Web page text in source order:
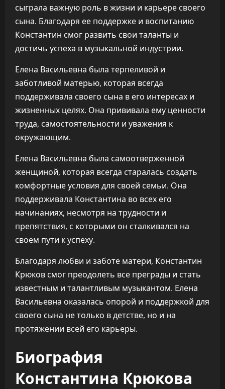
сыграла важную роль в жизни и карьере своего
сына. Благодаря ее поддержке и воспитанию
Константин смог развить свои таланты и
достичь успеха в музыкальной индустрии.
Елена Васильевна была терпеливой и
заботливой матерью, которая всегда
поддерживала своего сына в его интересах и
жизненных целях. Она прививала ему ценности
труда, самостоятельности и уважения к
окружающим.
Елена Васильевна была самоотверженной
женщиной, которая всегда старалась создать
комфортные условия для своей семьи. Она
поддерживала Константина во всех его
начинаниях, несмотря на трудности и
препятствия, с которыми он сталкивался на
своем пути к успеху.
Благодаря любви и заботе матери, Константин
Крюков смог преодолеть все преграды и стать
известным и талантливым музыкантом. Елена
Васильевна оказалась опорой и поддержкой для
своего сына не только в детстве, но и на
протяжении всей его карьеры.
Биография
Константина Крюкова